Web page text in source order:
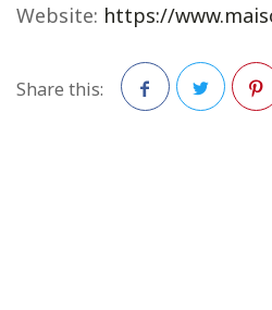
Website: https://
Share this: